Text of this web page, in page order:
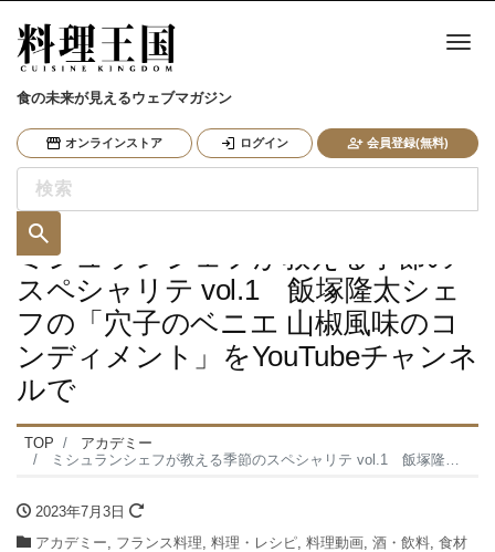
食の未来が見えるウェブマガジン
オンラインストア ログイン 会員登録(無料)
ナ
ミシュランシェフが教える季節の
スペシャリテ vol.1 飯塚隆太シェ
フの「穴子のベニエ 山椒風味のコ
ンディメント」をYouTubeチャンネ
ルで
TOP
アカデミー
ミシュランシェフが教える季節のスペシャリテ vol.1 飯塚隆太シェフの「穴子のベニエ 山椒風味のコンディメント」をYouTubeチャンネルで
2023年7月3日
アカデミー, フランス料理, 料理・レシピ, 料理動画, 酒・飲料, 食材